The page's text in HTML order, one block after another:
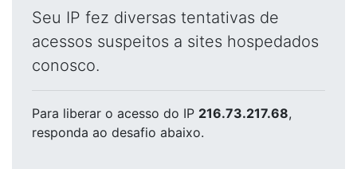
Seu IP fez diversas tentativas de
acessos suspeitos a sites hospedados
conosco.
Para liberar o acesso do IP 216.73.217.68,
responda ao desafio abaixo.